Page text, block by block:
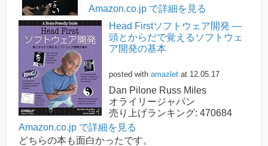
Amazon.co.jp で詳細を見る
Head Firstソフトウェア開発 ―
頭とからだで覚えるソフトウェ
ア開発の基本
posted with amazlet at 12.05.17
Dan Pilone Russ Miles
オライリージャパン
売り上げランキング: 470684
Amazon.co.jp で詳細を見る
どちらの本も面白かったです。